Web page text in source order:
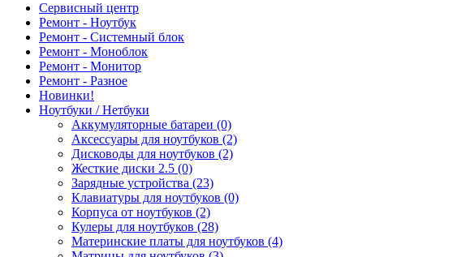
Сервисный центр
Ремонт - Ноутбук
Ремонт - Системный блок
Ремонт - Моноблок
Ремонт - Монитор
Ремонт - Разное
Новинки!
Ноутбуки / Нетбуки
Аккумуляторные батареи (0)
Аксессуары для ноутбуков (2)
Дисководы для ноутбуков (2)
Жесткие диски 2.5 (0)
Зарядные устройства (23)
Клавиатуры для ноутбуков (0)
Корпуса от ноутбуков (2)
Кулеры для ноутбуков (28)
Материнские платы для ноутбуков (4)